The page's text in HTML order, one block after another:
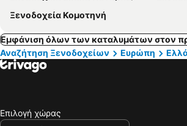
Ξενοδοχεία Κομοτηνή
Εμφάνιση όλων των καταλυμάτων στον
Αναζήτηση Ξενοδοχείων
Ευρώπη
Επιλογή χώρας